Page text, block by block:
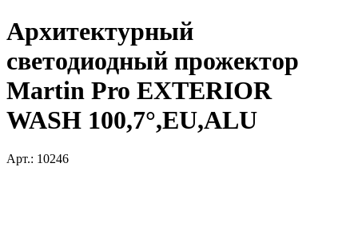
Архитектурный
светодиодный прожектор
Martin Pro EXTERIOR
WASH 100,7°,EU,ALU
Арт.: 10246